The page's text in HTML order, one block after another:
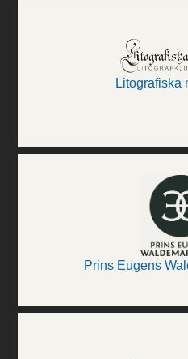
Litografiska
Prins Eugens